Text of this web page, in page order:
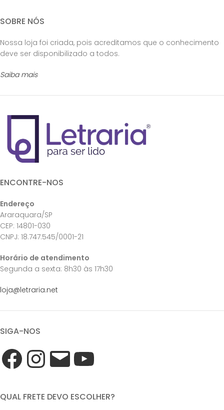
SOBRE NÓS
Nossa loja foi criada, pois acreditamos que o conhecimento
deve ser disponibilizado a todos.
Saiba mais
ENCONTRE-NOS
Endereço
Araraquara/SP
CEP: 14801-030
CNPJ: 18.747.545/0001-21
Horário de atendimento
Segunda a sexta: 8h30 às 17h30
loja@letraria.net
SIGA-NOS
QUAL FRETE DEVO ESCOLHER?